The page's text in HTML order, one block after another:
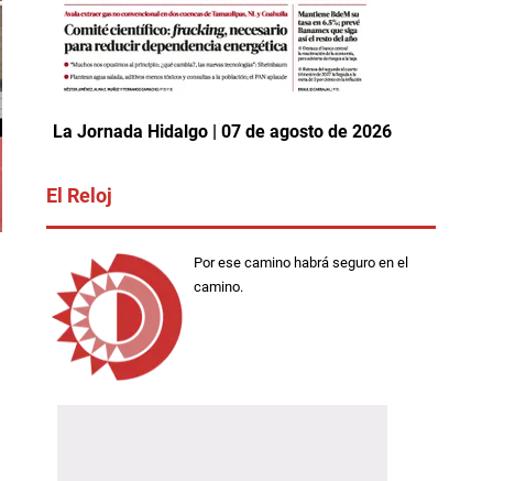
La Jornada Hidalgo | 07 de agosto de 2026
El Reloj
Por ese camino habrá seguro en el
camino.